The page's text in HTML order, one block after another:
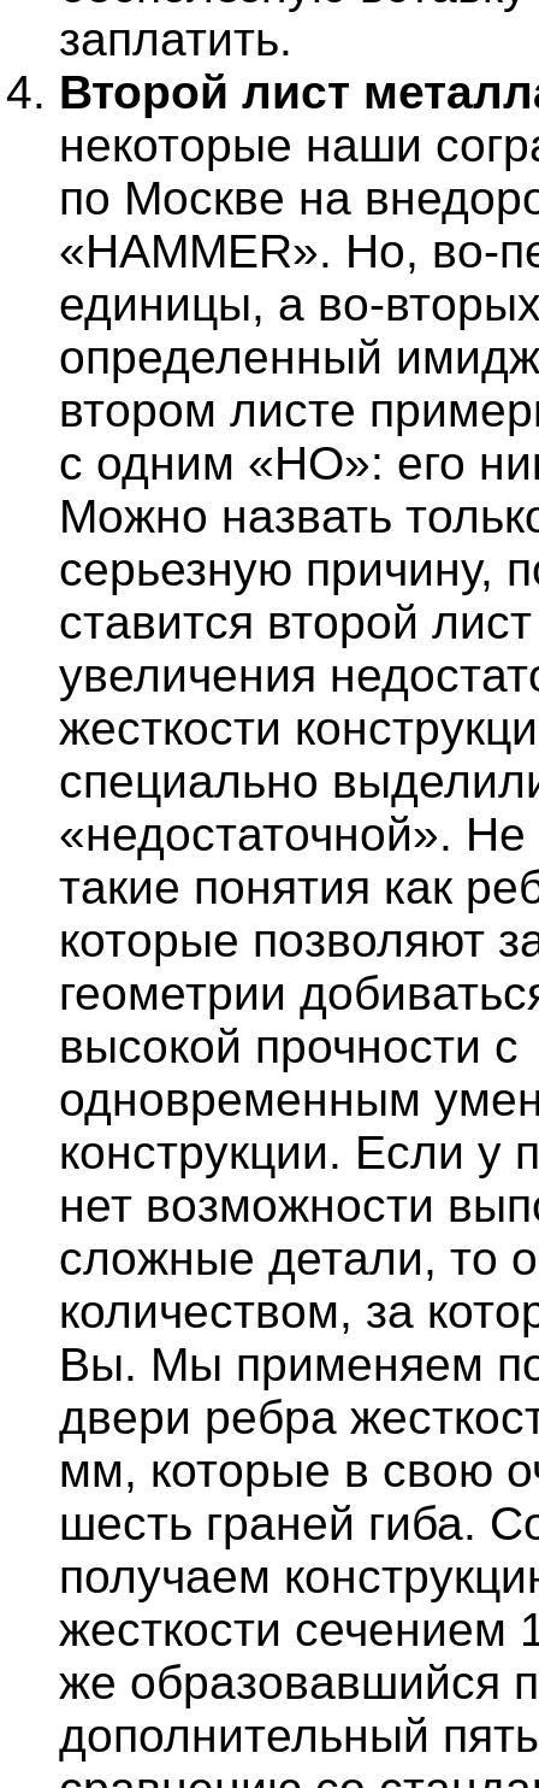
заплатить.
Второй лист
некоторые наши
по Москве на
«HAMMER». Но, во-
единицы, а во-
определенный
втором листе
с одним «НО»: его
Можно назвать
серьезную причину,
ставится второй
увеличения
жесткости
специально
«недостаточной».
такие понятия как
которые позволяют
геометрии
высокой прочности с
одновременным
конструкции. Если у
нет возможности
сложные детали, то
количеством, за
Вы. Мы применяем
двери ребра
мм, которые в свою
шесть граней гиба.
получаем
жесткости сечением
же образовавшийся
дополнительный